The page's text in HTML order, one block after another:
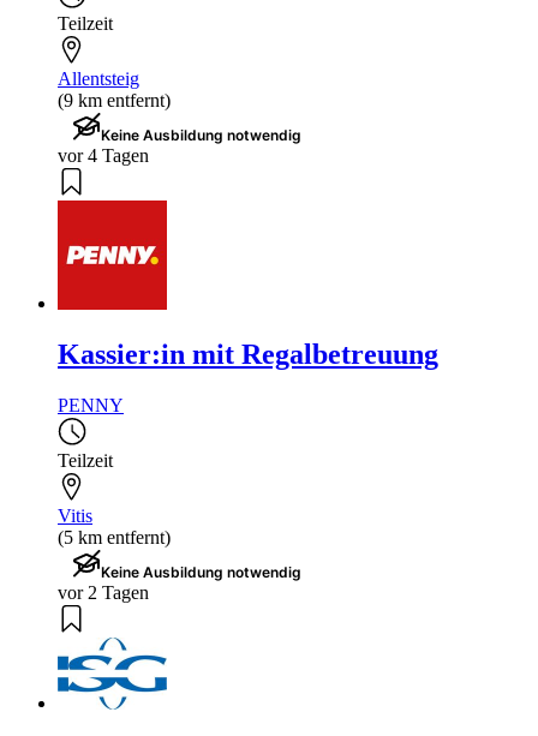
Teilzeit
Allentsteig
(9 km entfernt)
Keine Ausbildung notwendig
vor 4 Tagen
Kassier:in mit Regalbetreuung
PENNY
Teilzeit
Vitis
(5 km entfernt)
Keine Ausbildung notwendig
vor 2 Tagen